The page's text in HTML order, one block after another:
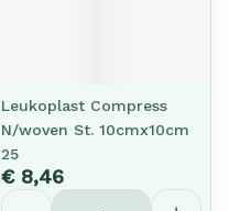
Leukoplast Compress
N/woven St. 10cmx10cm
25
€ 8,46
Aantal